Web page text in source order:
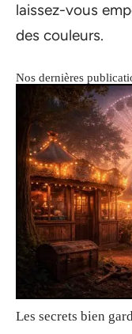
laissez-vous
des couleurs.
Nos dernières
Les secrets bien